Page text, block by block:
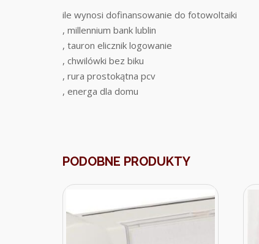
ile wynosi dofinansowanie do fotowoltaiki
, millennium bank lublin
, tauron elicznik logowanie
, chwilówki bez biku
, rura prostokątna pcv
, energa dla domu
PODOBNE PRODUKTY